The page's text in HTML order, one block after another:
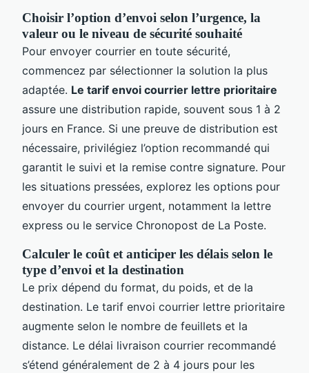
Choisir l’option d’envoi selon l’urgence, la
valeur ou le niveau de sécurité souhaité
Pour envoyer courrier en toute sécurité,
commencez par sélectionner la solution la plus
adaptée. Le tarif envoi courrier lettre prioritaire
assure une distribution rapide, souvent sous 1 à 2
jours en France. Si une preuve de distribution est
nécessaire, privilégiez l’option recommandé qui
garantit le suivi et la remise contre signature. Pour
les situations pressées, explorez les options pour
envoyer du courrier urgent, notamment la lettre
express ou le service Chronopost de La Poste.
Calculer le coût et anticiper les délais selon le
type d’envoi et la destination
Le prix dépend du format, du poids, et de la
destination. Le tarif envoi courrier lettre prioritaire
augmente selon le nombre de feuillets et la
distance. Le délai livraison courrier recommandé
s’étend généralement de 2 à 4 jours pour les